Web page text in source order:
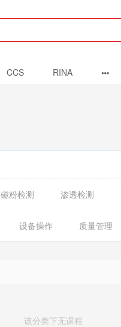
CCS RINA
磁粉检测 渗透检测
设备操作 质量管理
该分类下无课程